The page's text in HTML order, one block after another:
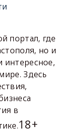
портал, где
но и
интересное,
Здесь
в
18+